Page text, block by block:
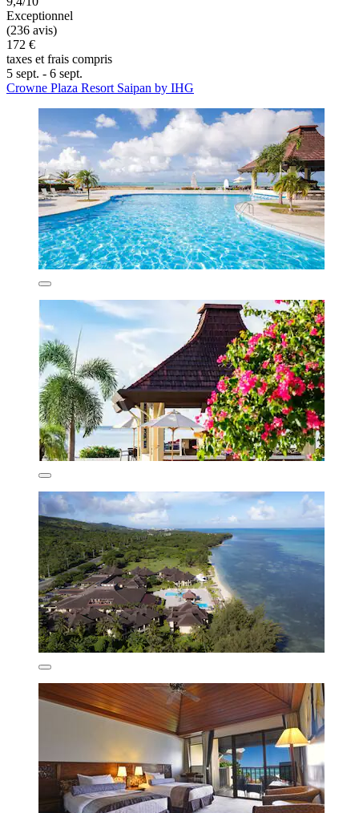
Exceptionnel
(236 avis)
172 €
taxes et frais compris
5 sept. - 6 sept.
Crowne Plaza Resort Saipan by IHG